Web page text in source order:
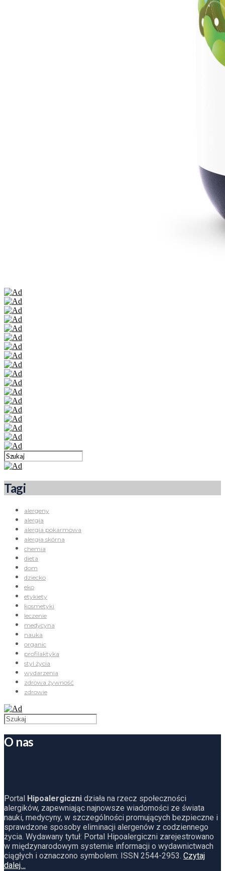
Tagi
alergeny
alergia
alergia pokarmowa
alergia skórna
chemia
dieta
dom
dziecko
eko
etykiety
kosmetyki
leczenie
medycyna
nauka
organic
profilaktyka
styl życia
wydarzenia
zdrowa żywność
zdrowie
O nas
Portal Hipoalergiczni działa na rzecz społeczności
alergików, zapewniając najnowsze wiadomości ze świata
nauki, medycyny, w szczególności promujących bezpieczne i
sprawdzone sposoby eliminacji alergenów z codziennego
życia. Wydawany tytuł: Portal Hipoalergiczni zarejestrowano
w międzynarodowym systemie informacji o wydawnictwach
ciągłych i oznaczono symbolem: ISSN 2544-2953. Czytaj
dalej…